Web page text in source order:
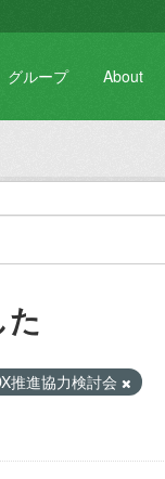
グループ About
推進協力検討会